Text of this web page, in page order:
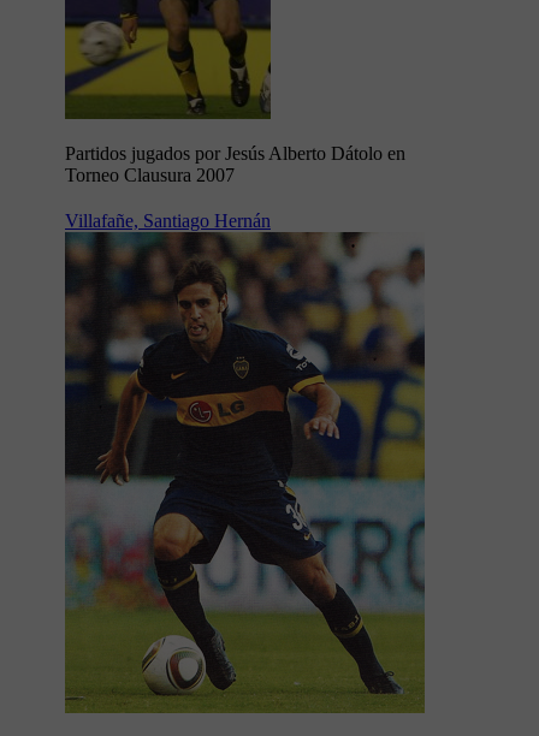
Partidos jugados por Jesús Alberto Dátolo en
Torneo Clausura 2007
Villafañe, Santiago Hernán